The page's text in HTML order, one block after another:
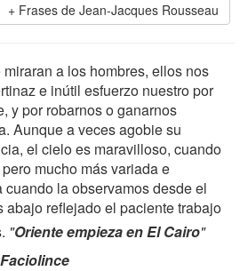
Frases de Jean-Jacques Rousseau
a los hombres, ellos nos
e inútil esfuerzo nuestro por
y por robarnos o ganarnos
Aunque a veces agobie su
el cielo es maravilloso, cuando
mucho más variada e
cuando la observamos desde el
abajo reflejado el paciente trabajo
"Oriente empieza en El Cairo"